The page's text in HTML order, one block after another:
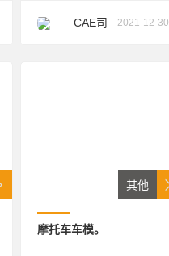
CAE司 2021-12-30
其他
摩托车车模。